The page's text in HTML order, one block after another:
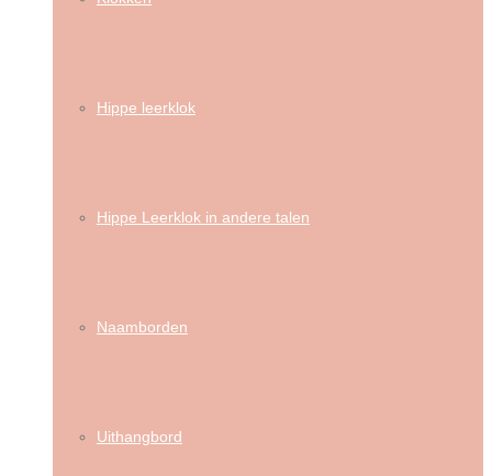
Hippe leerklok
Hippe Leerklok in andere talen
Naamborden
Uithangbord